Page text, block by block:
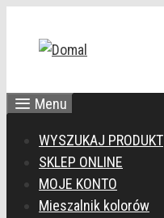
Menu
WYSZUKAJ PRODUKT
SKLEP ONLINE
MOJE KONTO
Mieszalnik kolorów